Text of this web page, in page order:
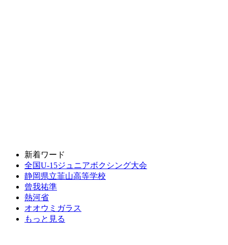
新着ワード
全国U-15ジュニアボクシング大会
静岡県立韮山高等学校
曾我祐準
熱河省
オオウミガラス
もっと見る